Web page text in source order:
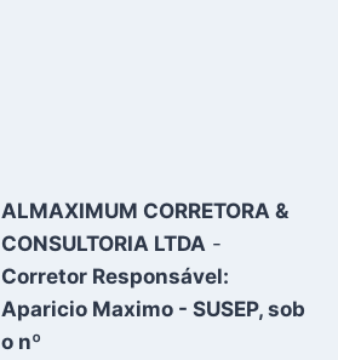
ALMAXIMUM CORRETORA &
CONSULTORIA LTDA -
Corretor Responsável:
Aparicio Maximo - SUSEP, sob
o nº